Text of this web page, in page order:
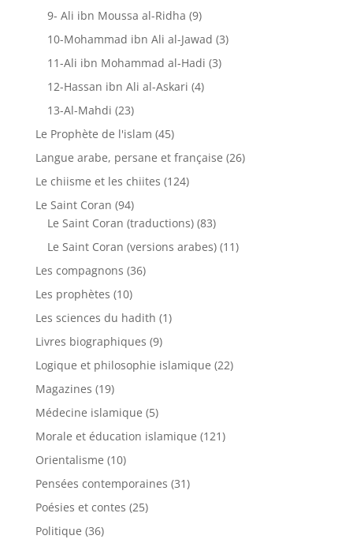
9- Ali ibn Moussa al-Ridha (9)
10-Mohammad ibn Ali al-Jawad (3)
11-Ali ibn Mohammad al-Hadi (3)
12-Hassan ibn Ali al-Askari (4)
13-Al-Mahdi (23)
Le Prophète de l'islam (45)
Langue arabe, persane et française (26)
Le chiisme et les chiites (124)
Le Saint Coran (94)
Le Saint Coran (traductions) (83)
Le Saint Coran (versions arabes) (11)
Les compagnons (36)
Les prophètes (10)
Les sciences du hadith (1)
Livres biographiques (9)
Logique et philosophie islamique (22)
Magazines (19)
Médecine islamique (5)
Morale et éducation islamique (121)
Orientalisme (10)
Pensées contemporaines (31)
Poésies et contes (25)
Politique (36)